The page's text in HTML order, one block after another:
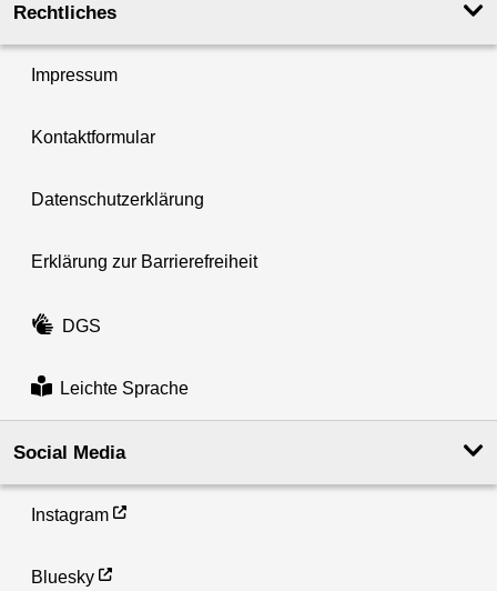
Rechtliches
Impressum
Kontaktformular
Datenschutzerklärung
Erklärung zur Barrierefreiheit
DGS
Leichte Sprache
Social Media
Instagram
Bluesky